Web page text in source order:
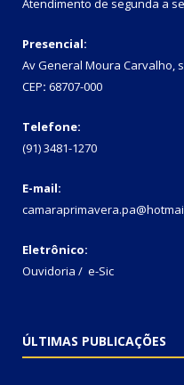
Atendimento de segunda a
Presencial:
Av General Moura Carvalho,
CEP: 68707-000
Telefone:
(91) 3481-1270
E-mail:
Eletrônico:
Ouvidoria / e-Sic
ÚLTIMAS PUBLICAÇÕES